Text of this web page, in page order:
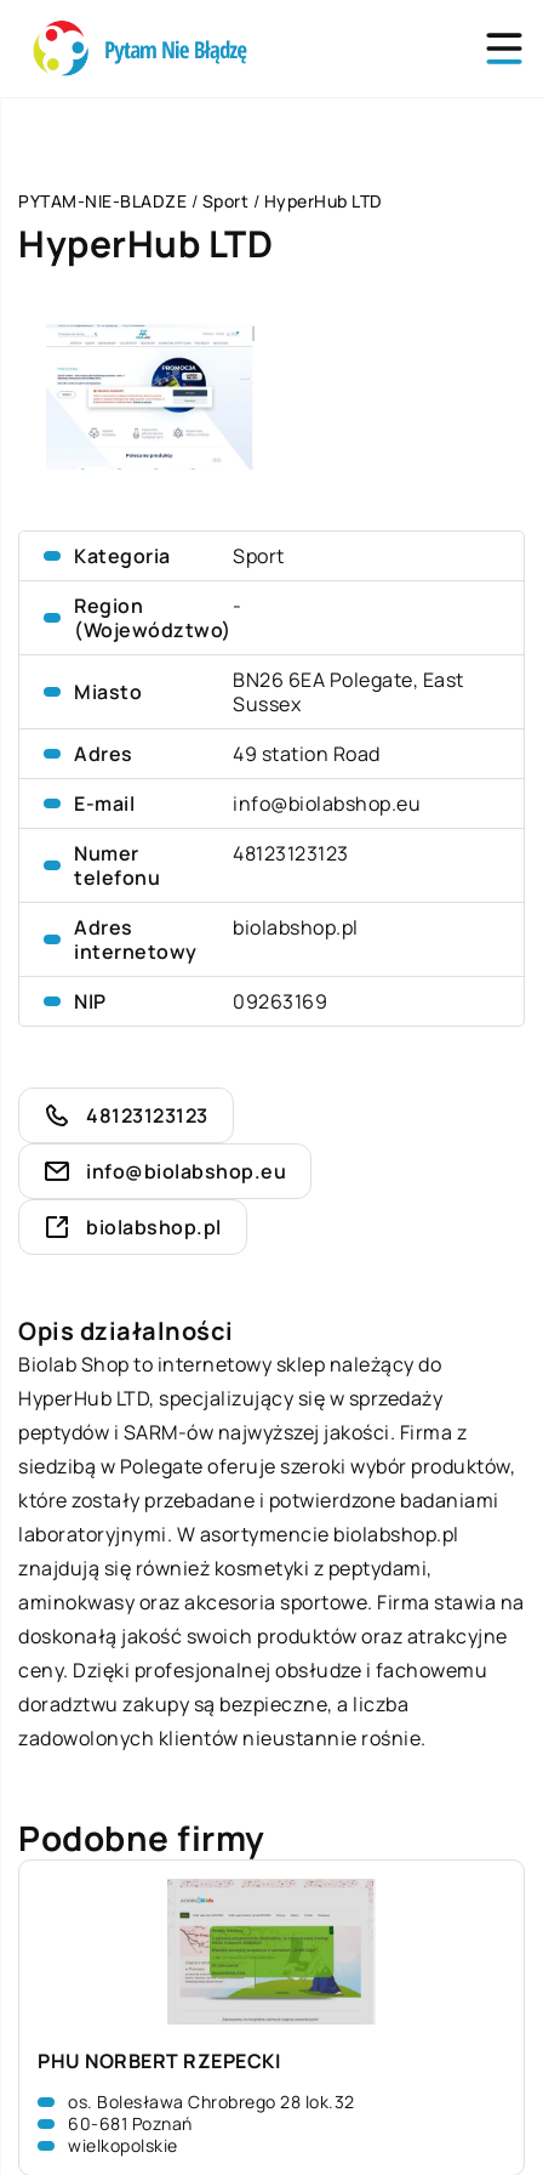
PYTAM-NIE-BLADZE / Sport / HyperHub LTD
HyperHub LTD
Kategoria
Sport
Region
(Województwo)
-
Miasto
BN26 6EA Polegate, East
Sussex
Adres
49 station Road
E-mail
info@biolabshop.eu
Numer
telefonu
48123123123
Adres
internetowy
biolabshop.pl
NIP 09263169
48123123123
info@biolabshop.eu
biolabshop.pl
Opis działalności
BiolabShop to internetowy sklep należący do
HyperHub LTD, specjalizujący się w sprzedaży
peptydów i SARM-ów najwyższej jakości. Firma z
siedzibą w Polegate oferuje szeroki wybór produktów,
które zostały przebadane i potwierdzone badaniami
laboratoryjnymi. W asortymencie biolabshop.pl
znajdują się również kosmetyki z peptydami,
aminokwasy oraz akcesoria sportowe. Firma stawia na
doskonałą jakość swoich produktów oraz atrakcyjne
ceny. Dzięki profesjonalnej obsłudze i fachowemu
doradztwu zakupy są bezpieczne, a liczba
zadowolonych klientów nieustannie rośnie.
Podobne firmy
PHU NORBERT RZEPECKI
os. Bolesława Chrobrego 28 lok.32
60-681 Poznań
wielkopolskie